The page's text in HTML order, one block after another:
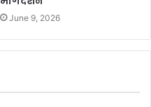
June 9, 2026